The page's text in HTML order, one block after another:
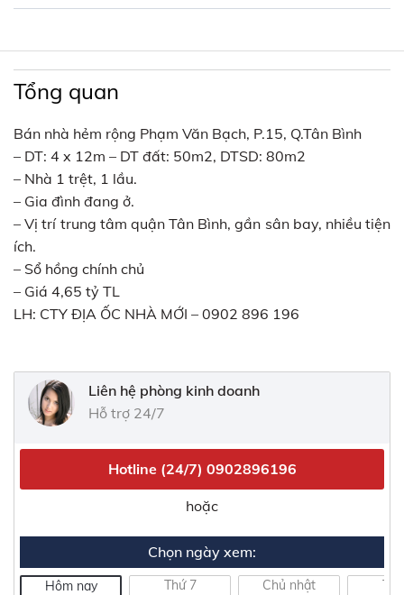
Tổng quan
Bán nhà hẻm rộng Phạm Văn Bạch, P.15, Q.Tân Bình
– DT: 4 x 12m – DT đất: 50m2, DTSD: 80m2
– Nhà 1 trệt, 1 lầu.
– Gia đình đang ở.
– Vị trí trung tâm quận Tân Bình, gần sân bay, nhiều tiện
ích.
– Sổ hồng chính chủ
– Giá 4,65 tỷ TL
LH: CTY ĐỊA ỐC NHÀ MỚI – 0902 896 196
Liên hệ phòng kinh doanh
Hỗ trợ 24/7
Hotline (24/7) 0902896196
hoặc
Chọn ngày xem:
Hôm nay Thứ 7 Chủ nhật